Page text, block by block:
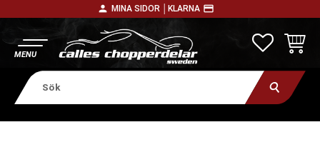
person MINA SIDOR │ KLARNA payment